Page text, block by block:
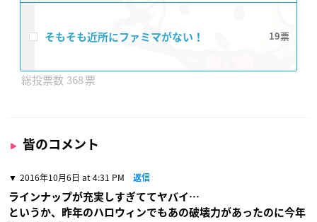
そもそも近所にファミマがない！ 19
368
皆のコメント
2016年10月6日 at 4:31 PM 返信
ラインナップが充実しすぎててヤバイ…
というか、昨年のハロウィンでもあの破壊力があったのに今年